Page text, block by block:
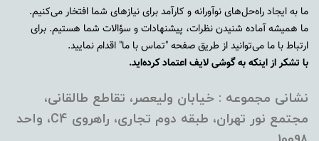
ما به ایجاد راه‌حل‌های نوآورانه و کارآمد برای نیازهای شما افتخار می‌کنیم.
ما همیشه آماده شنیدن نظرات، پیشنهادات و سؤالات شما هستیم. برای
ارتباط با ما می‌توانید از طریق صفحه "تماس با ما" اقدام نمایید.
با تشکر از اینکه به گوشی لایف اعتماد کرده‌اید.
نشانی مجموعه : خیابان ولیعصر، تقاطع طالقانی،
مجتمع نور تهران، طبقه دوم تجاری، راهروی C4، واحد